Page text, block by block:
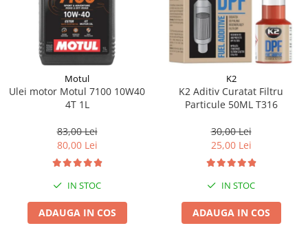
Motul
Ulei motor Motul 7100 10W40
4T 1L
83,00 Lei
80,00 Lei
IN STOC
ADAUGA IN COS
K2
K2 Aditiv Curatat Filtru
Particule 50ML T316
30,00 Lei
25,00 Lei
IN STOC
ADAUGA IN COS